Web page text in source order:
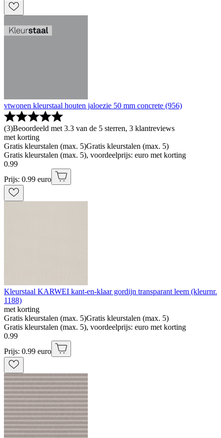
vtwonen kleurstaal houten jaloezie 50 mm concrete (956)
(3)Beoordeeld met 3.3 van de 5 sterren, 3 klantreviews
met korting
Gratis kleurstalen (max. 5)Gratis kleurstalen (max. 5)
Gratis kleurstalen (max. 5), voordeelprijs: euro met korting
0.99
Prijs: 0.99 euro
Kleurstaal KARWEI kant-en-klaar gordijn transparant leem (kleurnr.
1188)
met korting
Gratis kleurstalen (max. 5)Gratis kleurstalen (max. 5)
Gratis kleurstalen (max. 5), voordeelprijs: euro met korting
0.99
Prijs: 0.99 euro